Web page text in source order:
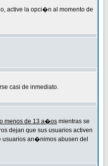
active la opci�n al momento de
casi de inmediato.
menos de 13 a�os mientras se
dejan que sus usuarios activen
usuarios an�nimos abusen del